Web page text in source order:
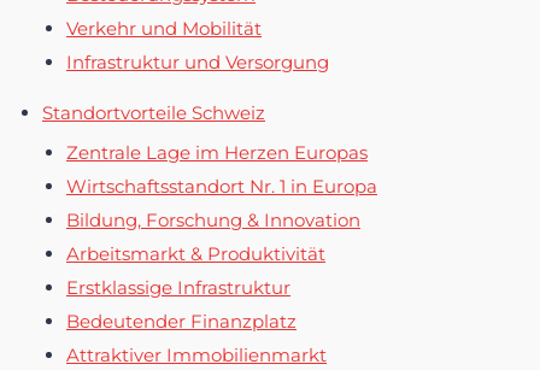
Verkehr und Mobilität
Infrastruktur und Versorgung
Standortvorteile Schweiz
Zentrale Lage im Herzen Europas
Wirtschaftsstandort Nr. 1 in Europa
Bildung, Forschung & Innovation
Arbeitsmarkt & Produktivität
Erstklassige Infrastruktur
Bedeutender Finanzplatz
Attraktiver Immobilienmarkt